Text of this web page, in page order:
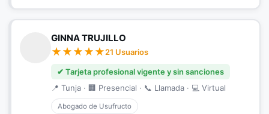
GINNA TRUJILLO
21 Usuarios
✔ Tarjeta profesional vigente y sin sanciones
📍 Tunja · 🏢 Presencial · 📞 Llamada · 💻 Virtual
Abogado de Usufructo